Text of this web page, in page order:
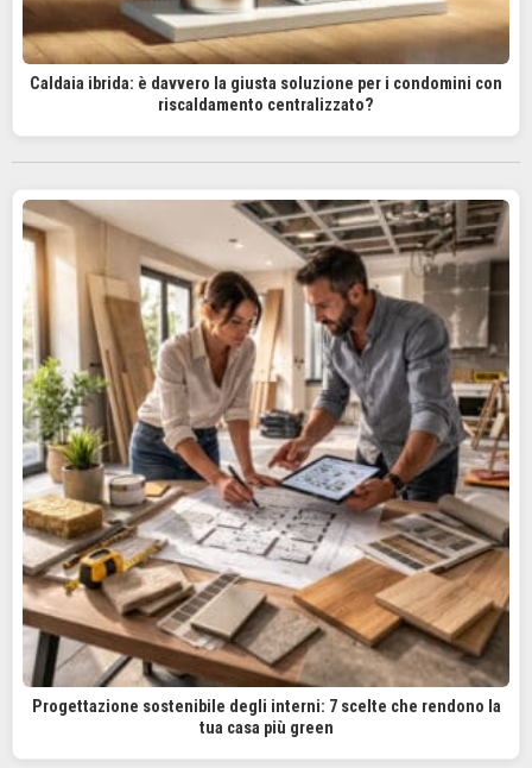
Caldaia ibrida: è davvero la giusta soluzione per i condomini con
riscaldamento centralizzato?
Progettazione sostenibile degli interni: 7 scelte che rendono la
tua casa più green